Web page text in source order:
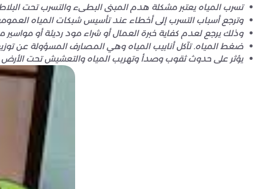
تسرب المياه يعتبر مشكلة هدم المبنى البطىء والتسرب تحت
وترجع أسباب التسرب إلى أخطاء عند تأسيس شبكات المياه
وذلك يرجع لعدم كفاية خبرة العمال أو شراء مود رديئة أو
ضغط المياه. تآكل أنابيب المياه وهي المصارف المسؤولة عن
يؤثر على حدوث ثقوب وصدأ وتهريب المياه والتعشيش تحت الأرض